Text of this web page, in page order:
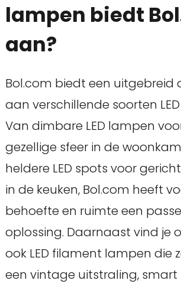
lampen biedt
aan?
Bol.com biedt een uitgebreid
aan verschillende soorten
Van dimbare LED lampen
gezellige sfeer in de
heldere LED spots voor
in de keuken, Bol.com heeft
behoefte en ruimte een
oplossing. Daarnaast vind je
ook LED filament lampen die
een vintage uitstraling, smart